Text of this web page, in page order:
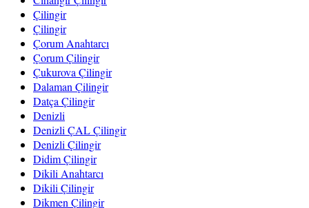
Çilingir
Çilingir
Çorum Anahtarcı
Çorum Çilingir
Çukurova Çilingir
Dalaman Çilingir
Datça Çilingir
Denizli
Denizli ÇAL Çilingir
Denizli Çilingir
Didim Çilingir
Dikili Anahtarcı
Dikili Çilingir
Dikmen Çilingir